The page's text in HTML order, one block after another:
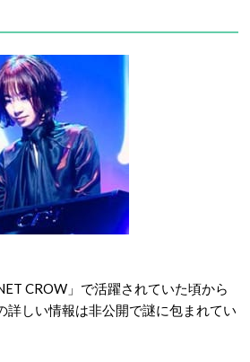
CROW」で活躍されていた頃から
詳しい情報は非公開で謎に包まれてい